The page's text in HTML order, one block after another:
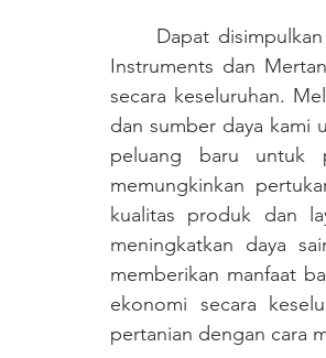
Instruments dan
secara keseluruhan.
dan sumber daya kami
peluang baru untuk
memungkinkan
kualitas produk dan
meningkatkan daya
memberikan manfaat
ekonomi secara
pertanian dengan cara